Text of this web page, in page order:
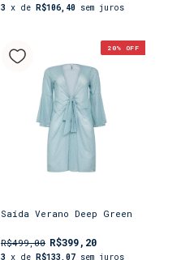
3 x de R$106,40 sem juros
20% OFF
Saída Verano Deep Green
R$499,00 R$399,20
3 x de R$133,07 sem juros